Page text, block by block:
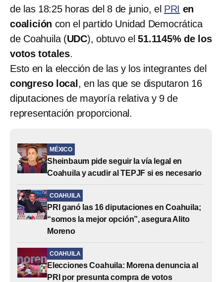
de las 18:25 horas del 8 de junio, el PRI en
coalición con el partido Unidad Democrática
de Coahuila (UDC), obtuvo el51.1145% de los
votos totales.
Esto en la elección de las y los integrantes del
congreso local , en las que se disputaron 16
diputaciones de mayoría relativa y 9 de
representación proporcional.
MÉXICO
Sheinbaum pide seguir la vía legal en
Coahuila y acudir al TEPJF si es necesario
COAHUILA
PRI ganó las 16 diputaciones en Coahuila;
“somos la mejor opción”, asegura Alito
Moreno
COAHUILA
Elecciones Coahuila: Morena denuncia al
PRI por presunta compra de votos